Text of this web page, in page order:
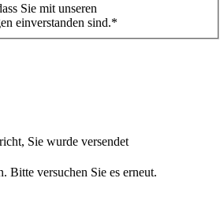
Sie mit unseren
einverstanden sind.*
Sie wurde versendet
Bitte versuchen Sie es erneut.